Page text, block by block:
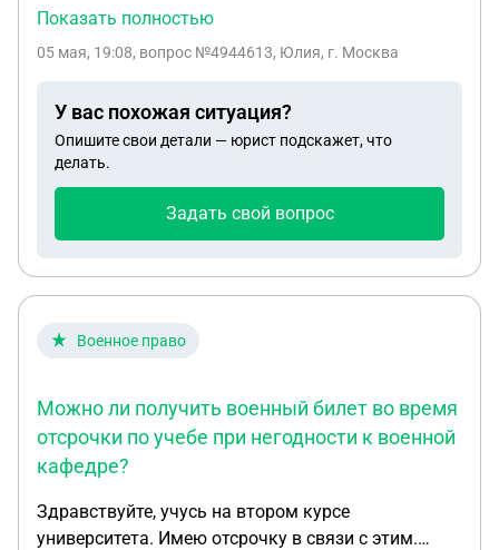
позвонили сегодня и сказали , что зал им не
ли я получить материальную компенсацию ?
Показать полностью
05 мая, 19:08, вопрос №4944613, Юлия, г. Москва
У вас похожая ситуация?
Опишите свои детали — юрист подскажет, что
делать.
Задать свой вопрос
Военное право
Можно ли получить военный билет во время
отсрочки по учебе при негодности к военной
кафедре?
Здравствуйте, учусь на втором курсе
университета. Имею отсрочку в связи с этим.